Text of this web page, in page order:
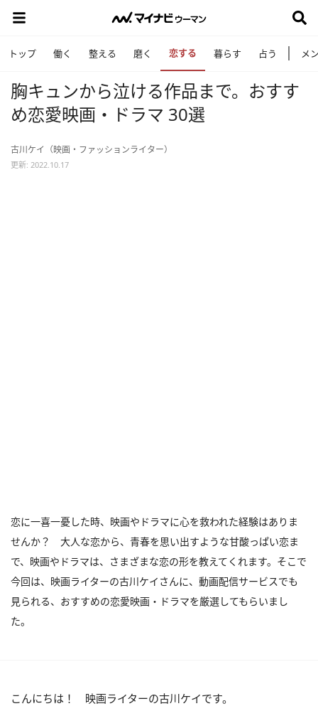
トップ 働く 整える 磨く 恋する 暮らす 占う メ
胸キュンから泣ける作品まで。おすす
め恋愛映画・ドラマ 30選
古川ケイ（映画・ファッションライター）
更新: 2022.10.17
恋に一喜一憂した時、映画やドラマに心を救われた経験はありま
せんか？ 大人な恋から、青春を思い出すような甘酸っぱい恋ま
で、映画やドラマは、さまざまな恋の形を教えてくれます。そこで
今回は、映画ライターの古川ケイさんに、動画配信サービスでも
見られる、おすすめの恋愛映画・ドラマを厳選してもらいまし
た。
こんにちは！ 映画ライターの古川ケイです。